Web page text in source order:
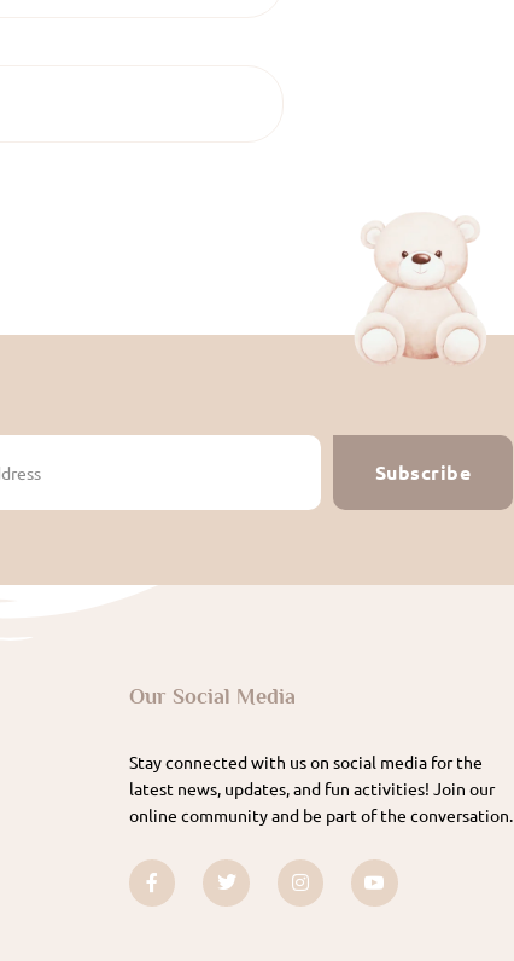
Subscribe
Our Social Media
Stay connected with us on social media for the
latest news, updates, and fun activities! Join our
online community and be part of the conversation.